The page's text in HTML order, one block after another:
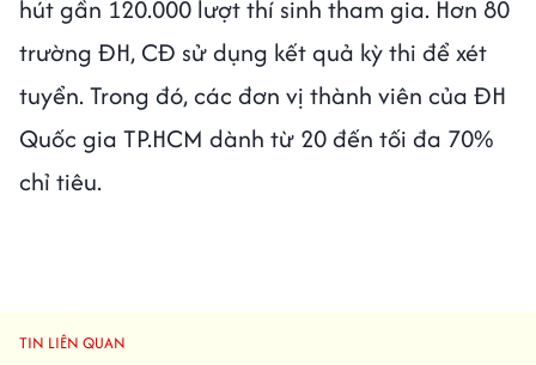
hút gần 120.000 lượt thí sinh tham gia. Hơn 80
trường ĐH, CĐ sử dụng kết quả kỳ thi để xét
tuyển. Trong đó, các đơn vị thành viên của ĐH
Quốc gia TP.HCM dành từ 20 đến tối đa 70%
chỉ tiêu.
TIN LIÊN QUAN